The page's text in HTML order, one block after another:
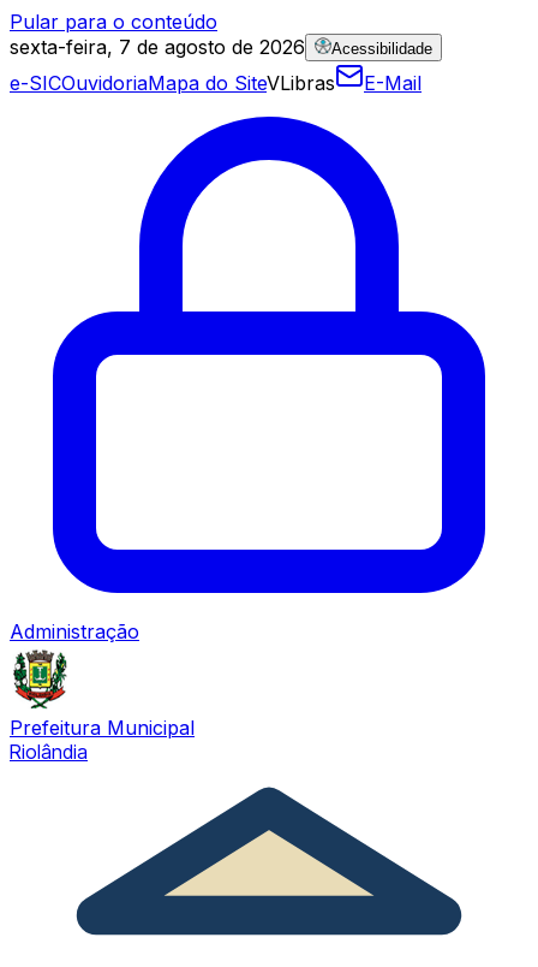
Pular para o conteúdo
sexta-feira, 7 de agosto de 2026
Acessibilidade
e-SICOuvidoriaMapa do SiteVLibras E-Mail
Administração
Prefeitura Municipal
Riolândia